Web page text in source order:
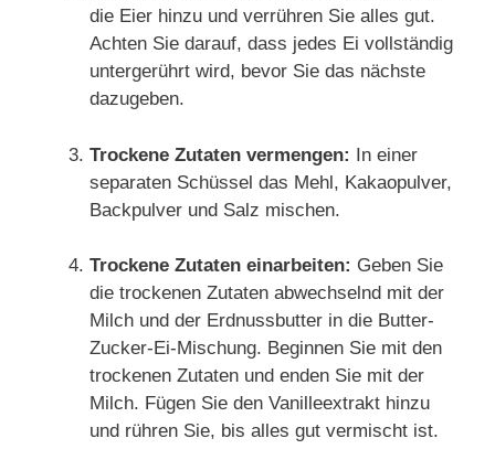
die Eier hinzu und verrühren Sie alles gut.
Achten Sie darauf, dass jedes Ei vollständig
untergerührt wird, bevor Sie das nächste
dazugeben.
Trockene Zutaten vermengen: In einer
separaten Schüssel das Mehl, Kakaopulver,
Backpulver und Salz mischen.
Trockene Zutaten einarbeiten: Geben Sie
die trockenen Zutaten abwechselnd mit der
Milch und der Erdnussbutter in die Butter-
Zucker-Ei-Mischung. Beginnen Sie mit den
trockenen Zutaten und enden Sie mit der
Milch. Fügen Sie den Vanilleextrakt hinzu
und rühren Sie, bis alles gut vermischt ist.